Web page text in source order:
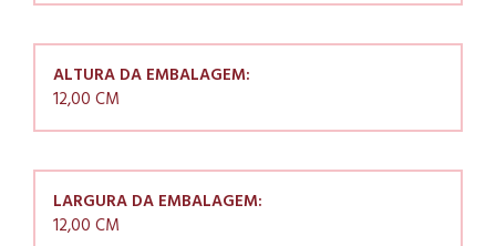
ALTURA DA EMBALAGEM:
12,00 CM
LARGURA DA EMBALAGEM:
12,00 CM